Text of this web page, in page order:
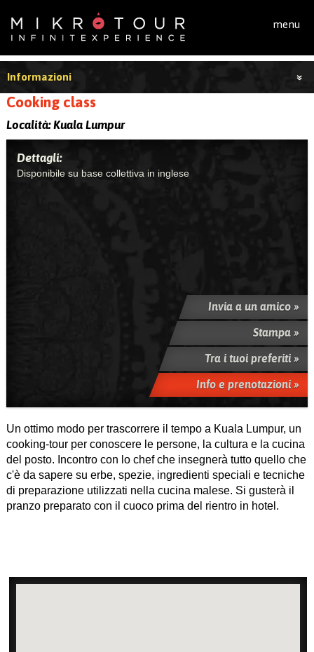
menu
Informazioni
Cooking class
Località:Kuala Lumpur
Dettagli:
Disponibile su base collettiva in inglese
Invia a un amico »
Stampa »
Tra i tuoi preferiti »
Info e prenotazioni »
Un ottimo modo per trascorrere il tempo a Kuala Lumpur, un
cooking-tour per conoscere le persone, la cultura e la cucina
del posto. Incontro con lo chef che insegnerà tutto quello che
c'è da sapere su erbe, spezie, ingredienti speciali e tecniche
di preparazione utilizzati nella cucina malese. Si gusterà il
pranzo preparato con il cuoco prima del rientro in hotel.